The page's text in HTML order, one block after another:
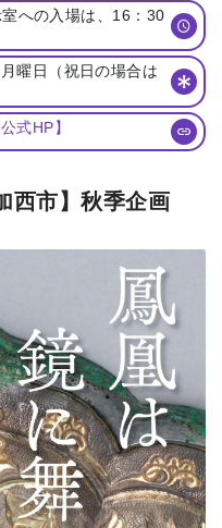
への入場は、16：30
曜日（祝日の場合は
式HP】
西市】秋季企画